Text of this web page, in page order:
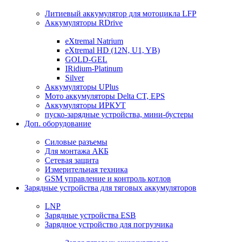
Литиевый аккумулятор для мотоцикла LFP
Аккумуляторы RDrive
eXtremal Natrium
eXtremal HD (12N, U1, YB)
GOLD-GEL
IRidium-Platinum
Silver
Аккумуляторы UPlus
Мото аккумуляторы Delta CT, EPS
Аккумуляторы ИРКУТ
пуско-зарядные устройства, мини-бустеры
Доп. оборудование
Силовые разъемы
Для монтажа АКБ
Сетевая защита
Измерительная техника
GSM управление и контроль котлов
Зарядные устройства для тяговых аккумуляторов
LNP
Зарядные устройства ESB
Зарядное устройство для погрузчика